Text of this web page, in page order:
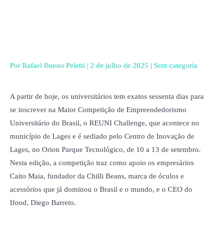
Por Rafael Bueno Peletti | 2 de julho de 2025 | Sem categoria
A partir de hoje, os universitários tem exatos sessenta dias para
se inscrever na Maior Competição de Empreendedorismo
Universitário do Brasil, o REUNI Challenge, que acontece no
município de Lages e é sediado pelo Centro de Inovação de
Lages, no Orion Parque Tecnológico, de 10 a 13 de setembro.
Nesta edição, a competição traz como apoio os empresários
Caito Maia, fundador da Chilli Beans, marca de óculos e
acessórios que já dominou o Brasil e o mundo, e o CEO do
Ifood, Diego Barreto.